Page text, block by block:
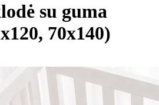
su guma
70x140)